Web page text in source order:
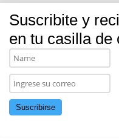
Suscribite y
en tu casilla de